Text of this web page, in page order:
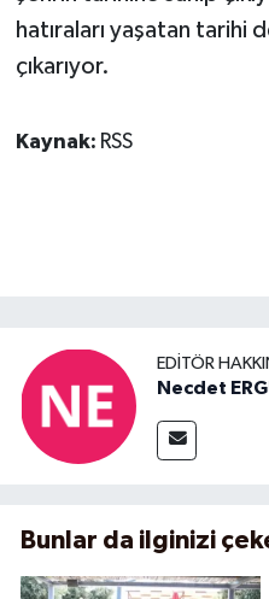
hatıraları yaşatan tarihi
çıkarıyor.
Kaynak: RSS
EDITÖR
Necdet
Bunlar da ilginizi